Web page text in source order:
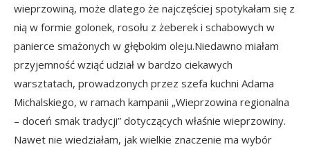
wieprzowiną, może dlatego że najczęściej spotykałam się z
nią w formie golonek, rosołu z żeberek i schabowych w
panierce smażonych w głębokim oleju.Niedawno miałam
przyjemność wziąć udział w bardzo ciekawych
warsztatach, prowadzonych przez szefa kuchni Adama
Michalskiego, w ramach kampanii „Wieprzowina regionalna
– doceń smak tradycji” dotyczących właśnie wieprzowiny.
Nawet nie wiedziałam, jak wielkie znaczenie ma wybór